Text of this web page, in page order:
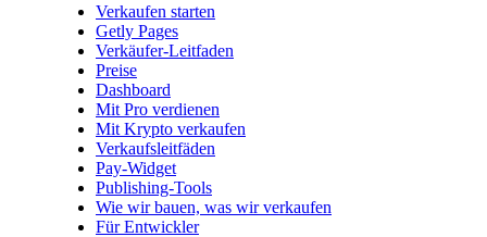
Verkaufen starten
Getly Pages
Verkäufer-Leitfaden
Preise
Dashboard
Mit Pro verdienen
Mit Krypto verkaufen
Verkaufsleitfäden
Pay-Widget
Publishing-Tools
Wie wir bauen, was wir verkaufen
Für Entwickler